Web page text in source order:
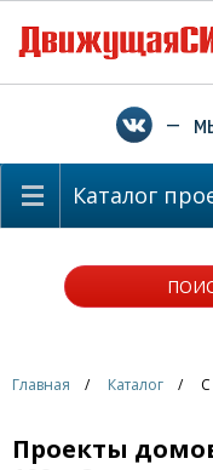
— мы
Каталог
Главная Каталог
Проекты